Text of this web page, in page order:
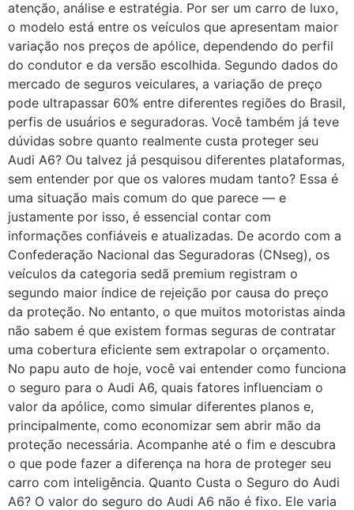
atenção, análise e estratégia. Por ser um carro de luxo,
o modelo está entre os veículos que apresentam maior
variação nos preços de apólice, dependendo do perfil
do condutor e da versão escolhida. Segundo dados do
mercado de seguros veiculares, a variação de preço
pode ultrapassar 60% entre diferentes regiões do Brasil,
perfis de usuários e seguradoras. Você também já teve
dúvidas sobre quanto realmente custa proteger seu
Audi A6? Ou talvez já pesquisou diferentes plataformas,
sem entender por que os valores mudam tanto? Essa é
uma situação mais comum do que parece — e
justamente por isso, é essencial contar com
informações confiáveis e atualizadas. De acordo com a
Confederação Nacional das Seguradoras (CNseg), os
veículos da categoria sedã premium registram o
segundo maior índice de rejeição por causa do preço
da proteção. No entanto, o que muitos motoristas ainda
não sabem é que existem formas seguras de contratar
uma cobertura eficiente sem extrapolar o orçamento.
No papu auto de hoje, você vai entender como funciona
o seguro para o Audi A6, quais fatores influenciam o
valor da apólice, como simular diferentes planos e,
principalmente, como economizar sem abrir mão da
proteção necessária. Acompanhe até o fim e descubra
o que pode fazer a diferença na hora de proteger seu
carro com inteligência. Quanto Custa o Seguro do Audi
A6? O valor do seguro do Audi A6 não é fixo. Ele varia